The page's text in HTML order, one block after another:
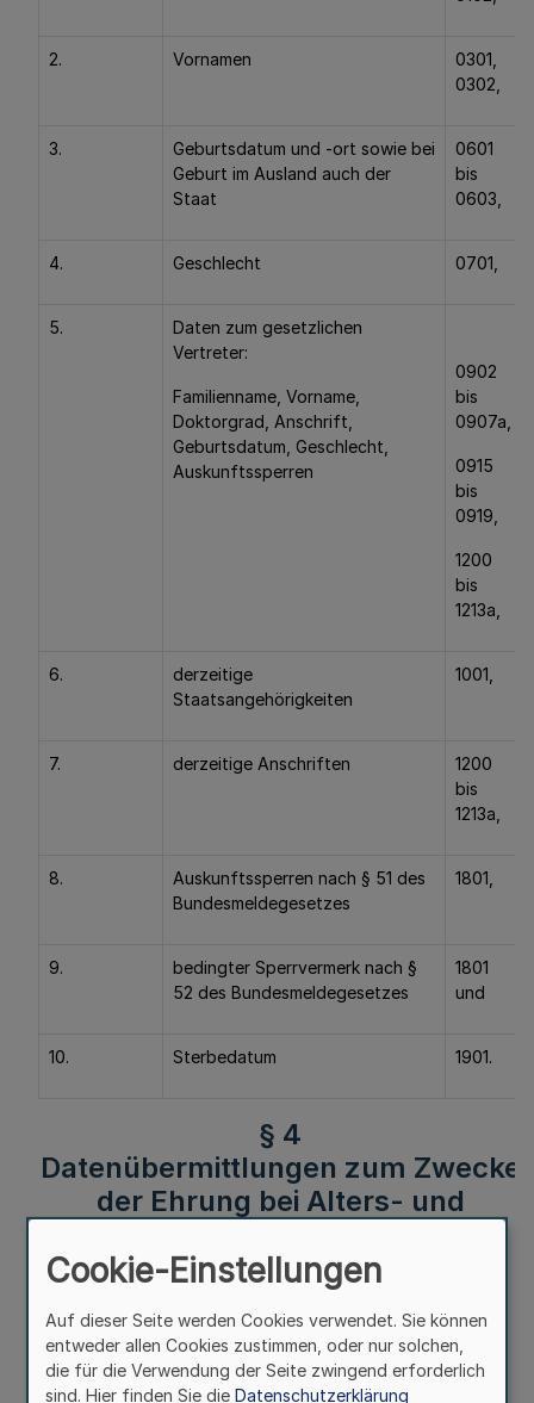
2. Vornamen
0301,
0302,
3.
Geburtsdatum und -ort sowie bei
Geburt im Ausland auch der
Staat
0601
bis
0603,
4. Geschlecht 0701,
5.
Daten zum gesetzlichen
Vertreter:
Familienname, Vorname,
Doktorgrad, Anschrift,
Geburtsdatum, Geschlecht,
Auskunftssperren
0902
bis
0907a,
0915
bis
0919,
1200
bis
1213a,
6.
derzeitige
Staatsangehörigkeiten
1001,
7. derzeitige Anschriften
1200
bis
1213a,
8.
Auskunftssperren nach § 51 des
Bundesmeldegesetzes
1801,
9.
bedingter Sperrvermerk nach §
52 des Bundesmeldegesetzes
1801
und
10. Sterbedatum 1901.
§ 4
Datenübermittlungen zum Zwecke
der Ehrung bei Alters- und
Fußnoten
Cookie-Einstellungen
Auf dieser Seite werden Cookies verwendet. Sie können
entweder allen Cookies zustimmen, oder nur solchen,
die für die Verwendung der Seite zwingend erforderlich
sind. Hier finden Sie die Datenschutzerklärung